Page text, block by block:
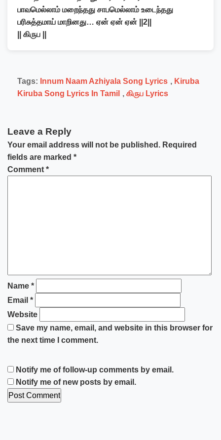
பாவமெல்லாம் மறைந்தது சாபமெல்லாம் உடைந்தது
பரிசுத்தமாய் மாறினது… ஏன் ஏன் ஏன் ||2||
|| கிருப ||
Tags: Innum Naam Azhiyala Song Lyrics , Kiruba
Kiruba Song Lyrics In Tamil , கிருப Lyrics
Leave a Reply
Your email address will not be published. Required
fields are marked *
Comment *
Name *
Email *
Website
Save my name, email, and website in this browser for
the next time I comment.
Notify me of follow-up comments by email.
Notify me of new posts by email.